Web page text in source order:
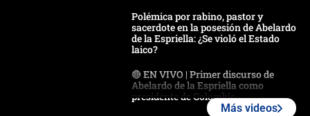
Polémica por rabino, pastor y
sacerdote en la posesión de Abelardo
de la Espriella: ¿Se violó el Estado
laico?
🔴 EN VIVO | Primer discurso de
Abelardo de la Espriella como
presidente de Colombia
Más videos